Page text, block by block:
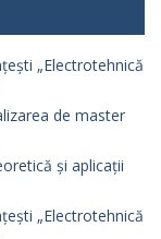
„Electrotehnică
de master
și aplicații
„Electrotehnică